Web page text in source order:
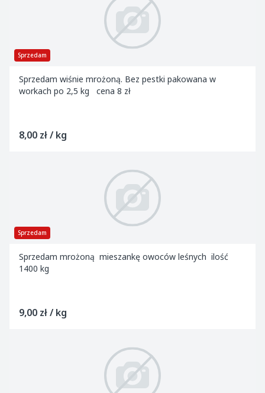
Sprzedam
Sprzedam wiśnie mrożoną. Bez pestki pakowana w
workach po 2,5 kg cena 8 zł
8,00 zł / kg
Sprzedam
Sprzedam mrożoną mieszankę owoców leśnych ilość
1400 kg
9,00 zł / kg